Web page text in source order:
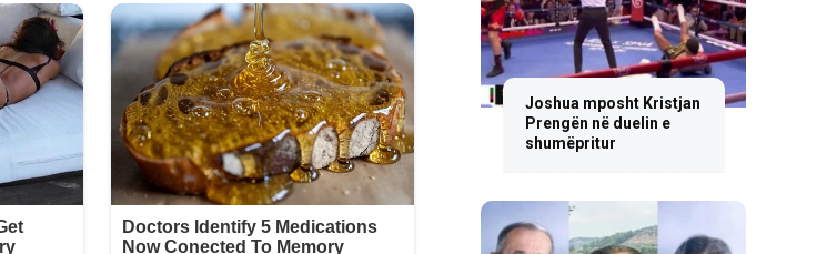
Joshua mposht Kristjan
Prengën në duelin e
shumëpritur